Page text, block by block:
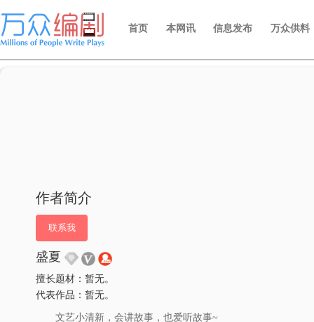
首页 本网讯 信息发布 万众供料
作者简介
联系我
盛夏
擅长题材：暂无。
代表作品：暂无。
文艺小清新，会讲故事，也爱听故事~